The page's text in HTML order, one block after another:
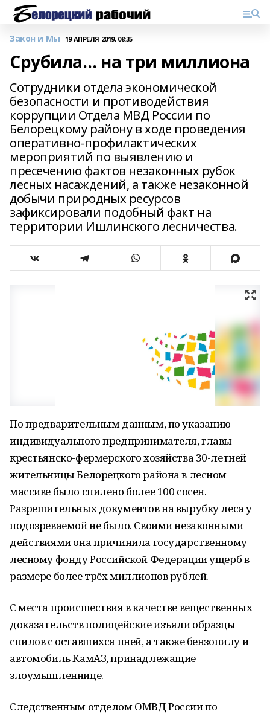
Закон и Мы 19 АПРЕЛЯ 2019, 08:35
Срубила… на три миллиона
Сотрудники отдела экономической
безопасности и противодействия
коррупции Отдела МВД России по
Белорецкому району в ходе проведения
оперативно-профилактических
мероприятий по выявлению и
пресечению фактов незаконных рубок
лесных насаждений, а также незаконной
добычи природных ресурсов
зафиксировали подобный факт на
территории Ишлинского лесничества.
По предварительным данным, по указанию
индивидуального предпринимателя, главы
крестьянско-фермерского хозяйства 30-летней
жительницы Белорецкого района в лесном
массиве было спилено более 100 сосен.
Разрешительных документов на вырубку леса у
подозреваемой не было. Своими незаконными
действиями она причинила государственному
лесному фонду Российской Федерации ущерб в
размере более трёх миллионов рублей.
С места происшествия в качестве вещественных
доказательств полицейские изъяли образцы
спилов с оставшихся пней, а также бензопилу и
автомобиль КамАЗ, принадлежащие
злоумышленнице.
Следственным отделом ОМВД России по